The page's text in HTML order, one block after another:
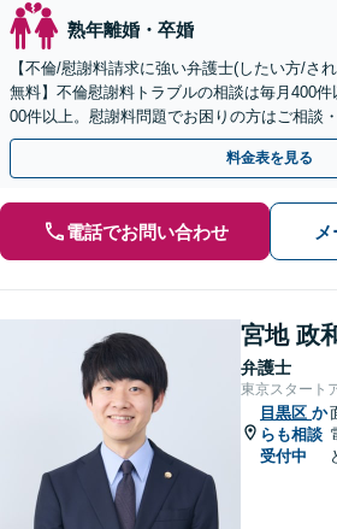
熟年離婚・卒婚
【不倫/慰謝料請求に強い弁護士(したい方/さ
無料】不倫慰謝料トラブルの相談は毎月400
00件以上。慰謝料問題でお困りの方はご相談
士による無料相談をご利用ください。
料金表を見る
電話でお問い合わせ
宮地 政
弁護士
東京スタート
目黒区 か
らも相談
受付中